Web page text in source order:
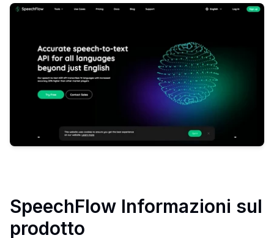
SpeechFlow Informazioni sul
prodotto